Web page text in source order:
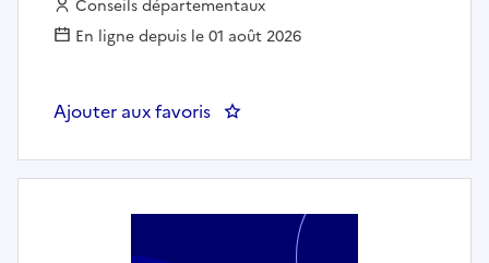
Employeur :
Conseils départementaux
En ligne depuis le 01 août 2026
Ajouter aux favoris : 4922 Sage-femme F/H -